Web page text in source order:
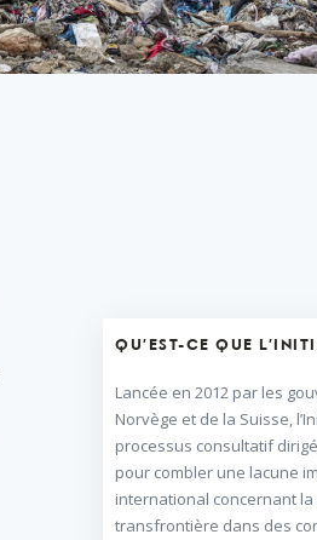
QU’EST-CE QUE
Lancée en 2012 par les
Norvège et de la Suisse,
processus consultatif
pour combler une lacune
international concernant
transfrontière dans des